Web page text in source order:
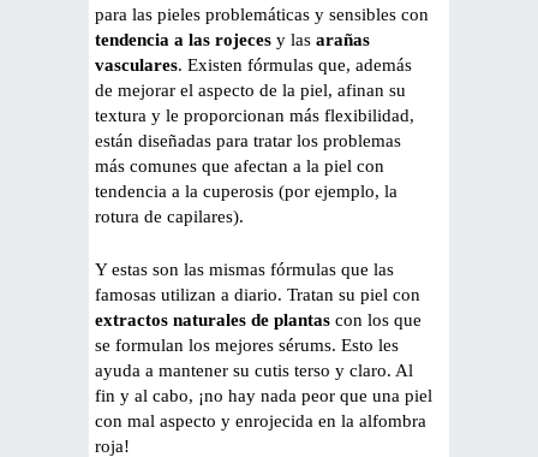
para las pieles problemáticas y sensibles con
tendencia a las rojeces y las arañas
vasculares. Existen fórmulas que, además
de mejorar el aspecto de la piel, afinan su
textura y le proporcionan más flexibilidad,
están diseñadas para tratar los problemas
más comunes que afectan a la piel con
tendencia a la cuperosis (por ejemplo, la
rotura de capilares).
Y estas son las mismas fórmulas que las
famosas utilizan a diario. Tratan su piel con
extractos naturales de plantas con los que
se formulan los mejores sérums. Esto les
ayuda a mantener su cutis terso y claro. Al
fin y al cabo, ¡no hay nada peor que una piel
con mal aspecto y enrojecida en la alfombra
roja!